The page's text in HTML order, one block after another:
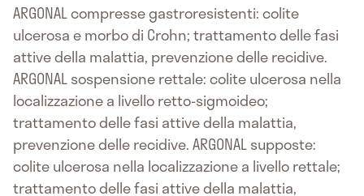
ARGONAL compresse gastroresistenti: colite
ulcerosa e morbo di Crohn; trattamento delle fasi
attive della malattia, prevenzione delle recidive.
ARGONAL sospensione rettale: colite ulcerosa nella
localizzazione a livello retto-sigmoideo;
trattamento delle fasi attive della malattia,
prevenzione delle recidive. ARGONAL supposte:
colite ulcerosa nella localizzazione a livello rettale;
trattamento delle fasi attive della malattia,